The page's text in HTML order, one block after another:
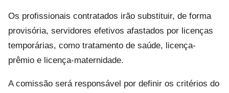
Os profissionais contratados irão substituir, de forma
provisória, servidores efetivos afastados por licenças
temporárias, como tratamento de saúde, licença-
prêmio e licença-maternidade.
A comissão será responsável por definir os critérios do